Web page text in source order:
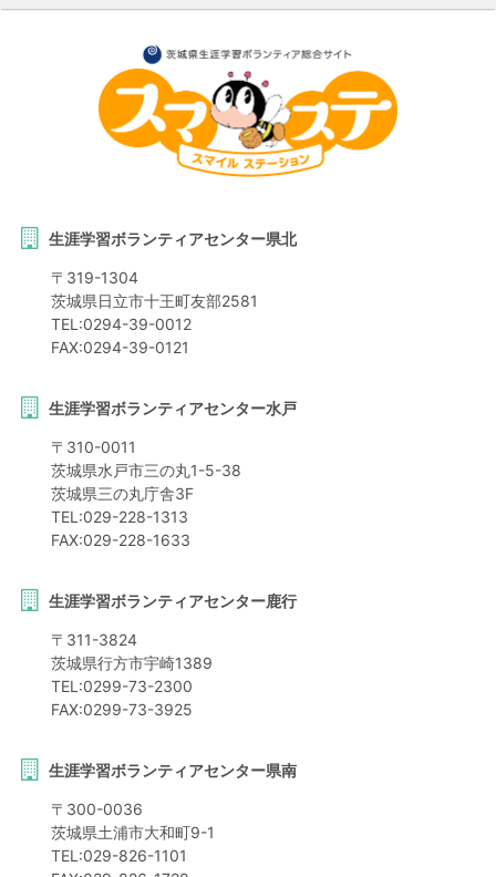
生涯学習ボランティアセンター県北
〒 319-1304
茨城県日立市十王町友部2581
TEL:0294-39-0012
FAX:0294-39-0121
生涯学習ボランティアセンター水戸
〒 310-0011
茨城県水戸市三の丸1-5-38
茨城県三の丸庁舎3F
TEL:029-228-1313
FAX:029-228-1633
生涯学習ボランティアセンター鹿行
〒 311-3824
茨城県行方市宇崎1389
TEL:0299-73-2300
FAX:0299-73-3925
生涯学習ボランティアセンター県南
〒 300-0036
茨城県土浦市大和町9-1
TEL:029-826-1101